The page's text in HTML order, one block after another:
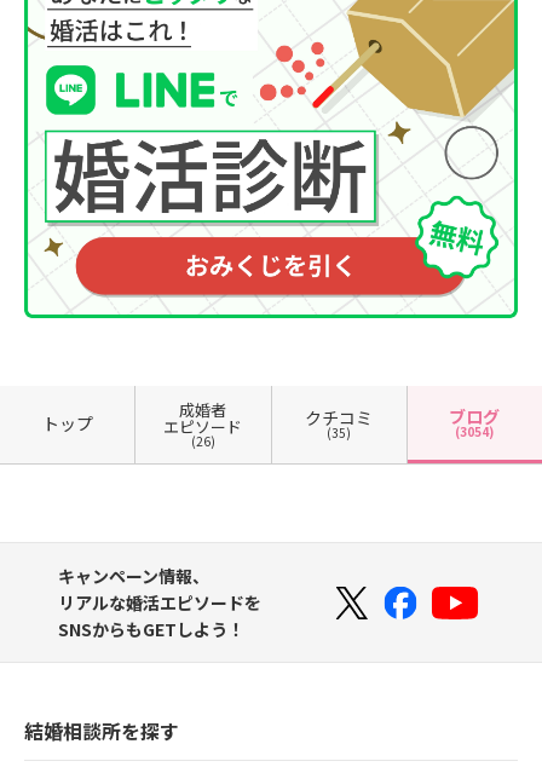
トップ
成婚者
エピソード
(26)
クチコミ
(35)
ブログ
(3054)
キャンペーン情報、
リアルな婚活エピソードを
SNSからもGETしよう！
結婚相談所を探す